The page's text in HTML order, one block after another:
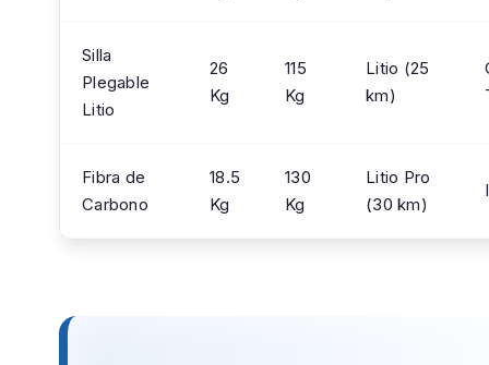
Silla
Plegable
Litio
26
Kg
115
Kg
Litio (25
km)
Fibra de
Carbono
18.5
Kg
130
Kg
Litio Pro
(30 km)